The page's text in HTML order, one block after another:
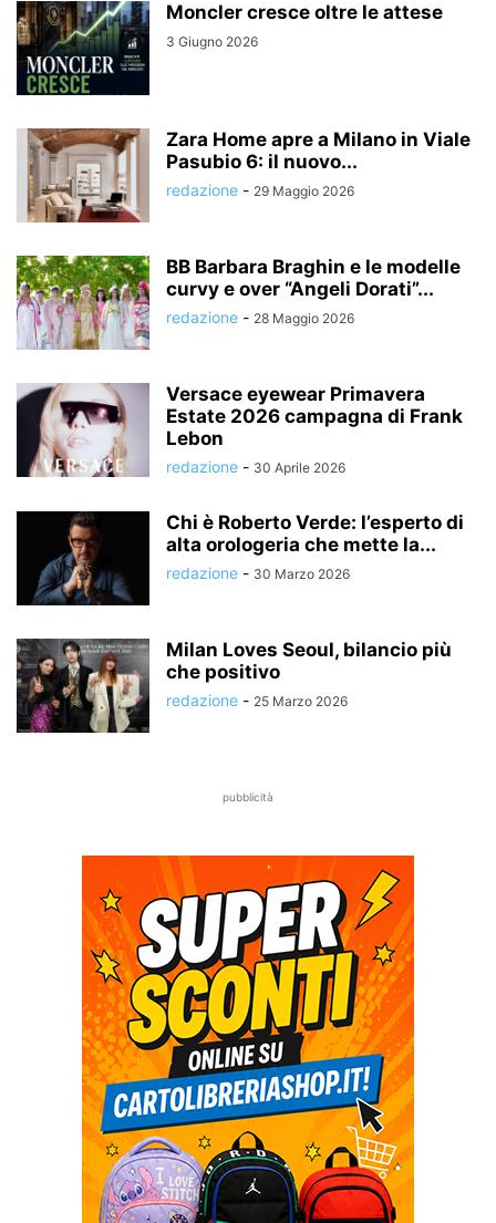
Moncler cresce oltre le attese
3 Giugno 2026
Zara Home apre a Milano in Viale
Pasubio 6: il nuovo...
redazione - 29 Maggio 2026
BB Barbara Braghin e le modelle
curvy e over “Angeli Dorati”...
redazione - 28 Maggio 2026
Versace eyewear Primavera
Estate 2026 campagna di Frank
Lebon
redazione - 30 Aprile 2026
Chi è Roberto Verde: l’esperto di
alta orologeria che mette la...
redazione - 30 Marzo 2026
Milan Loves Seoul, bilancio più
che positivo
redazione - 25 Marzo 2026
pubblicità